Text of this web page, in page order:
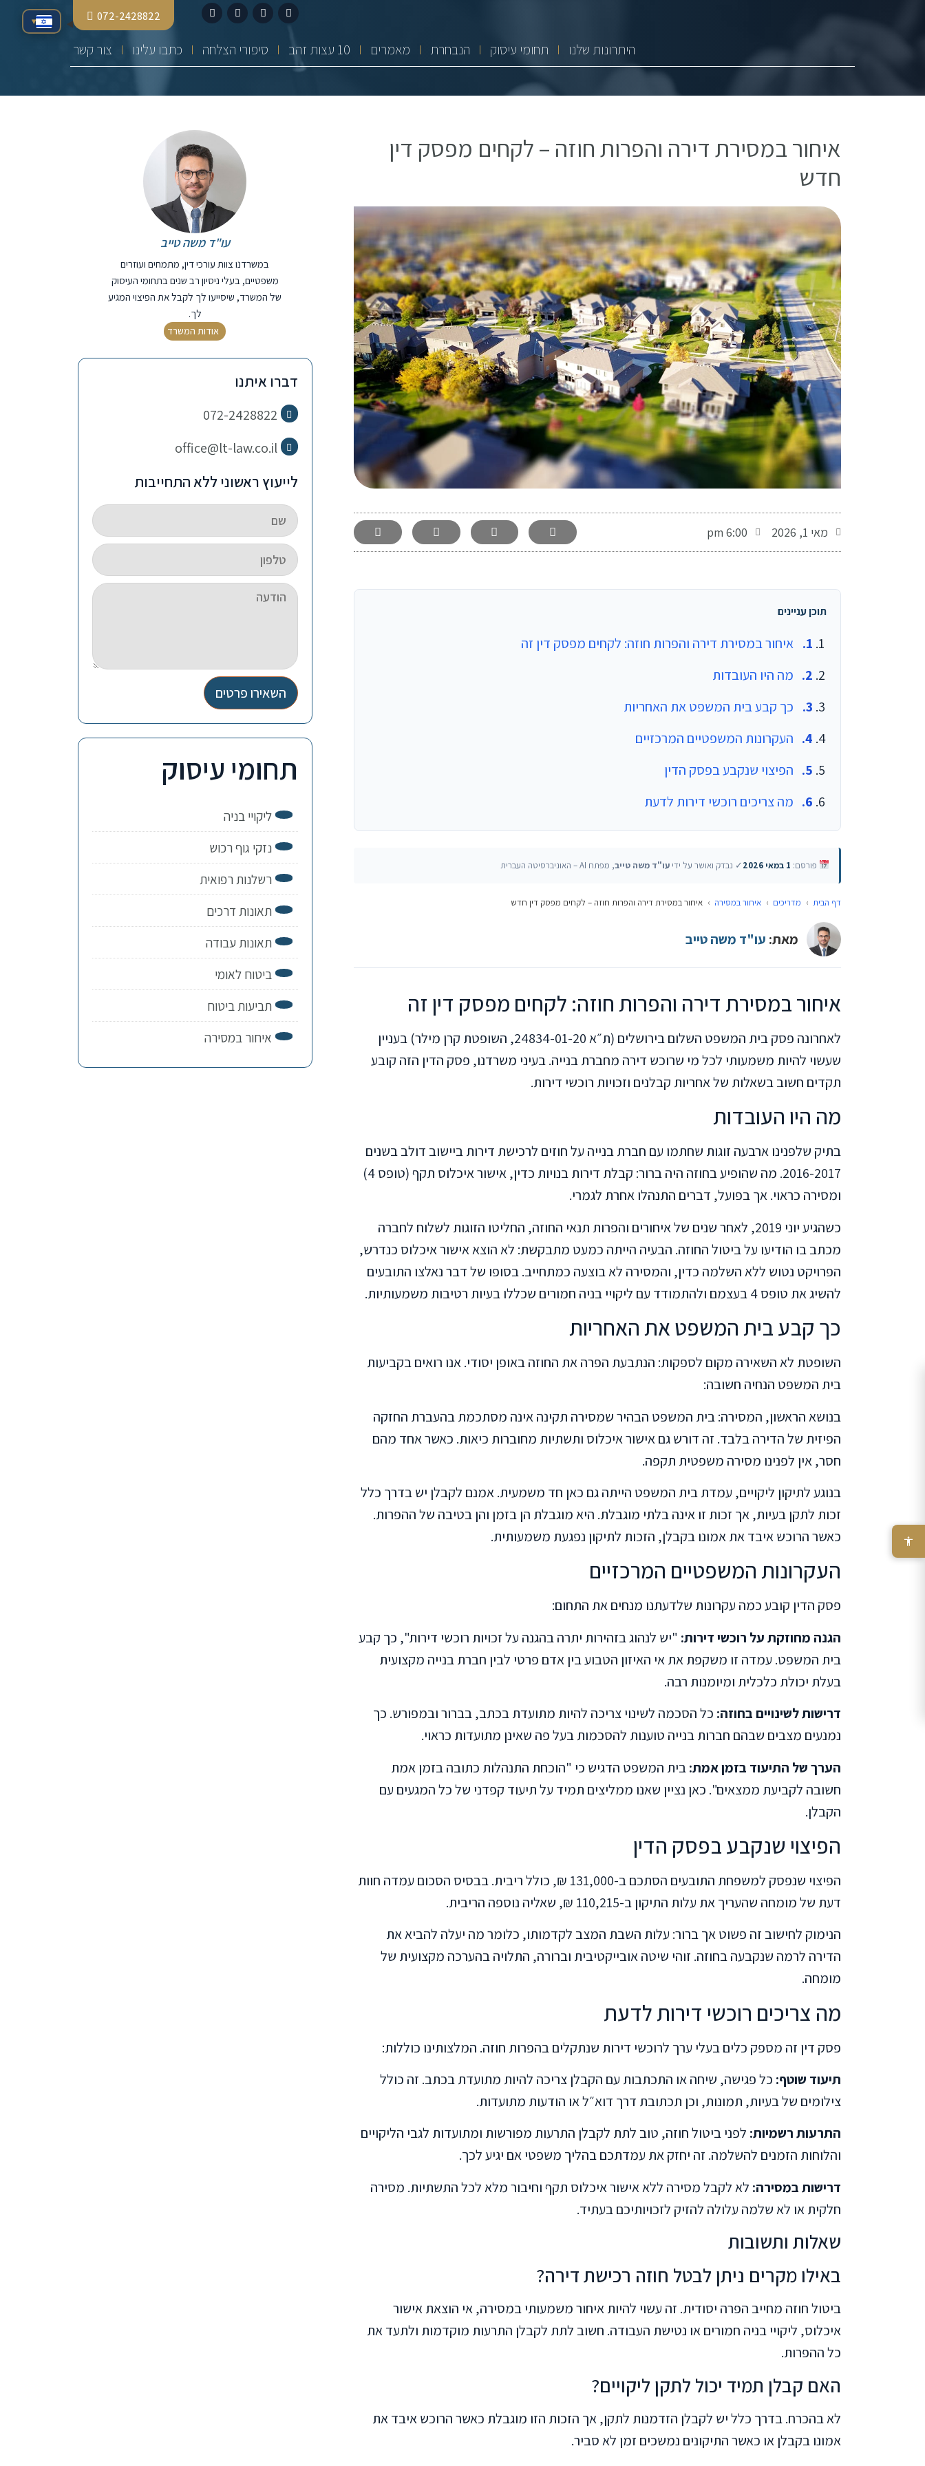
072-2428822
היתרונות שלנו תחומי עיסוק הנבחרת מאמרים 10 עצות זהב סיפורי הצלחה כתבו עלינו צור קשר
איחור במסירת דירה והפרות חוזה – לקחים מפסק דין
חדש
מאי 1, 2026 6:00 pm
תוכן עניינים
איחור במסירת דירה והפרות חוזה: לקחים מפסק דין זה
מה היו העובדות
כך קבע בית המשפט את האחריות
העקרונות המשפטיים המרכזיים
הפיצוי שנקבע בפסק הדין
מה צריכים רוכשי דירות לדעת
פורסם: 1 במאי 2026 ✓ נבדק ואושר על ידי עו"ד משה טייב, מפתח AI – האוניברסיטה העברית
דף הבית › מדריכים › איחור במסירה › איחור במסירת דירה והפרות חוזה – לקחים מפסק דין חדש
מאת: עו"ד משה טייב
איחור במסירת דירה והפרות חוזה: לקחים מפסק דין זה
לאחרונה פסק בית המשפט השלום בירושלים (ת״א 24834-01-20, השופטת קרן מילר) בעניין
שעשוי להיות משמעותי לכל מי שרוכש דירה מחברת בנייה. בעיני משרדנו, פסק הדין הזה קובע
תקדים חשוב בשאלות של אחריות קבלנים וזכויות רוכשי דירות.
מה היו העובדות
בתיק שלפנינו ארבעה זוגות שחתמו עם חברת בנייה על חוזים לרכישת דירות ביישוב דולב בשנים
2016-2017. מה שהופיע בחוזה היה ברור: קבלת דירות בנויות כדין, אישור איכלוס תקף (טופס 4)
ומסירה כראוי. אך בפועל, דברים התנהלו אחרת לגמרי.
כשהגיע יוני 2019, לאחר שנים של איחורים והפרות תנאי החוזה, החליטו הזוגות לשלוח לחברה
מכתב בו הודיעו על ביטול החוזה. הבעיה הייתה כמעט מתבקשת: לא הוצא אישור איכלוס כנדרש,
הפרויקט נטוש ללא השלמה כדין, והמסירה לא בוצעה כמתחייב. בסופו של דבר נאלצו התובעים
להשיג את טופס 4 בעצמם ולהתמודד עם ליקויי בניה חמורים שכללו בעיות רטיבות משמעותיות.
כך קבע בית המשפט את האחריות
השופטת לא השאירה מקום לספקות: הנתבעת הפרה את החוזה באופן יסודי. אנו רואים בקביעות
בית המשפט הנחיה חשובה:
בנושא הראשון, המסירה: בית המשפט הבהיר שמסירה תקינה אינה מסתכמת בהעברת החזקה
הפיזית של הדירה בלבד. זה דורש גם אישור איכלוס ותשתיות מחוברות כיאות. כאשר אחד מהם
חסר, אין לפנינו מסירה משפטית תקפה.
בנוגע לתיקון ליקויים, עמדת בית המשפט הייתה גם כאן חד משמעית. אמנם לקבלן יש בדרך כלל
זכות לתקן בעיות, אך זכות זו אינה בלתי מוגבלת. היא מוגבלת הן בזמן והן בטיבה של ההפרות.
כאשר הרוכש איבד את אמונו בקבלן, הזכות לתיקון נפגעת משמעותית.
העקרונות המשפטיים המרכזיים
פסק הדין קובע כמה עקרונות שלדעתנו מנחים את התחום:
הגנה מחוזקת על רוכשי דירות: "יש לנהוג בזהירות יתרה בהגנה על זכויות רוכשי דירות", כך קבע
בית המשפט. עמדה זו משקפת את אי האיזון הטבוע בין אדם פרטי לבין חברת בנייה מקצועית
בעלת יכולת כלכלית ומיומנות רבה.
דרישות לשינויים בחוזה: כל הסכמה לשינוי צריכה להיות מתועדת בכתב, בברור ובמפורש. כך
נמנעים מצבים שבהם חברות בנייה טוענות להסכמות בעל פה שאינן מתועדות כראוי.
הערך של התיעוד בזמן אמת:בית המשפט הדגיש כי "הוכחת התנהלות כתובה בזמן אמת
חשובה לקביעת ממצאים". כאן נציין שאנו ממליצים תמיד על תיעוד קפדני של כל המגעים עם
הקבלן.
הפיצוי שנקבע בפסק הדין
הפיצוי שנפסק למשפחת התובעים הסתכם ב-131,000 ₪, כולל ריבית. בבסיס הסכום עמדה חוות
דעת של מומחה שהעריך את עלות התיקון ב-110,215 ₪, שאליה נוספה הריבית.
הנימוק לחישוב זה פשוט אך ברור: עלות השבת המצב לקדמותו, כלומר מה יעלה להביא את
הדירה לרמה שנקבעה בחוזה. זוהי שיטה אובייקטיבית וברורה, התלויה בהערכה מקצועית של
מומחה.
מה צריכים רוכשי דירות לדעת
פסק דין זה מספק כלים בעלי ערך לרוכשי דירות שנתקלים בהפרות חוזה. המלצותינו כוללות:
תיעוד שוטף: כל פגישה, שיחה או התכתבות עם הקבלן צריכה להיות מתועדת בכתב. זה כולל
צילומים של בעיות, תמונות, וכן תכתובת דרך דוא״ל או הודעות מתועדות.
התרעות רשמיות: לפני ביטול חוזה, טוב לתת לקבלן התרעות מפורשות ומתועדות לגבי הליקויים
והלוחות הזמנים להשלמה. זה יחזק את עמדתכם בהליך משפטי אם יגיע לכך.
דרישות במסירה: לא לקבל מסירה ללא אישור איכלוס תקף וחיבור מלא לכל התשתיות. מסירה
חלקית או לא שלמה עלולה להזיק לזכויותיכם בעתיד.
שאלות ותשובות
באילו מקרים ניתן לבטל חוזה רכישת דירה?
ביטול חוזה מחייב הפרה יסודית. זה עשוי להיות איחור משמעותי במסירה, אי הוצאת אישור
איכלוס, ליקויי בניה חמורים או נטישת העבודה. חשוב לתת לקבלן התרעות מוקדמות ולתעד את
כל ההפרות.
האם קבלן תמיד יכול לתקן ליקויים?
לא בהכרח. בדרך כלל יש לקבלן הזדמנות לתקן, אך הזכות הזו מוגבלת כאשר הרוכש איבד את
אמונו בקבלן או כאשר התיקונים נמשכים זמן לא סביר.
עו"ד משה טייב
במשרדנו צוות עורכי דין, מתמחים ועוזרים
משפטיים, בעלי ניסיון רב שנים בתחומי העיסוק
של המשרד, שיסייעו לך לקבל את הפיצוי המגיע
לך.
אודות המשרד
דברו איתנו
072-2428822
office@lt-law.co.il
לייעוץ ראשוני ללא התחייבות
השאירו פרטים
תחומי עיסוק
ליקויי בניה
נזקי גוף רכוש
רשלנות רפואית
תאונות דרכים
תאונות עבודה
ביטוח לאומי
תביעות ביטוח
איחור במסירה
▾